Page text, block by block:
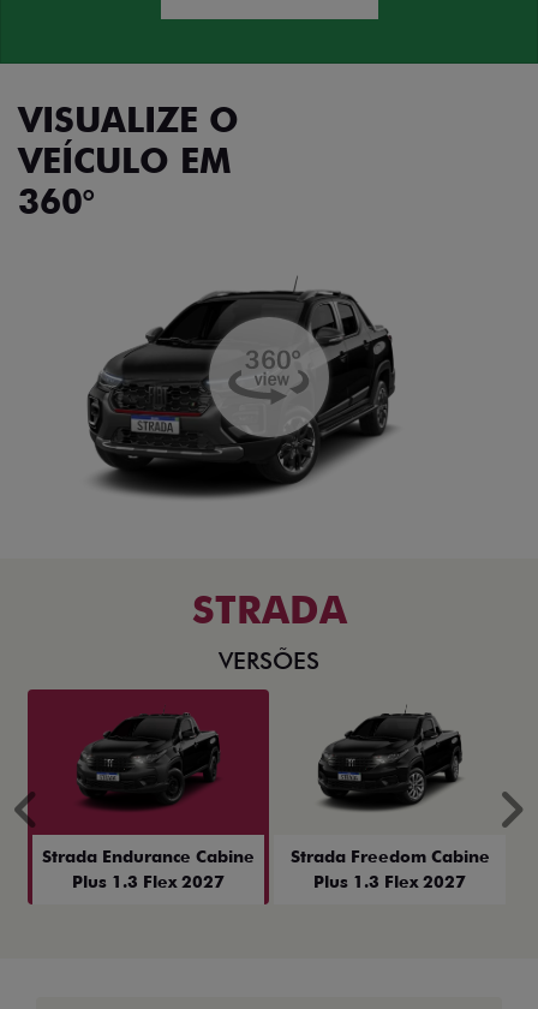
VISUALIZE O
VEÍCULO EM
360°
STRADA
VERSÕES
Strada Endurance Cabine
Plus 1.3 Flex 2027
Strada Freedom Cabine
Plus 1.3 Flex 2027
Anterior